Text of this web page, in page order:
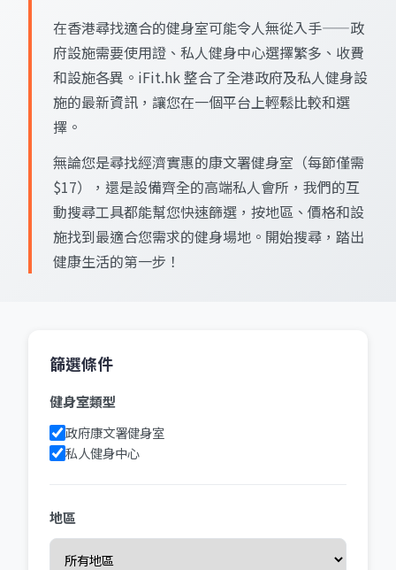
在香港尋找適合的健身室可能令人無從入手——政
府設施需要使用證、私人健身中心選擇繁多、收費
和設施各異。iFit.hk 整合了全港政府及私人健身設
施的最新資訊，讓您在一個平台上輕鬆比較和選
擇。
無論您是尋找經濟實惠的康文署健身室（每節僅需
$17），還是設備齊全的高端私人會所，我們的互
動搜尋工具都能幫您快速篩選，按地區、價格和設
施找到最適合您需求的健身場地。開始搜尋，踏出
健康生活的第一步！
篩選條件
健身室類型
政府康文署健身室
私人健身中心
地區